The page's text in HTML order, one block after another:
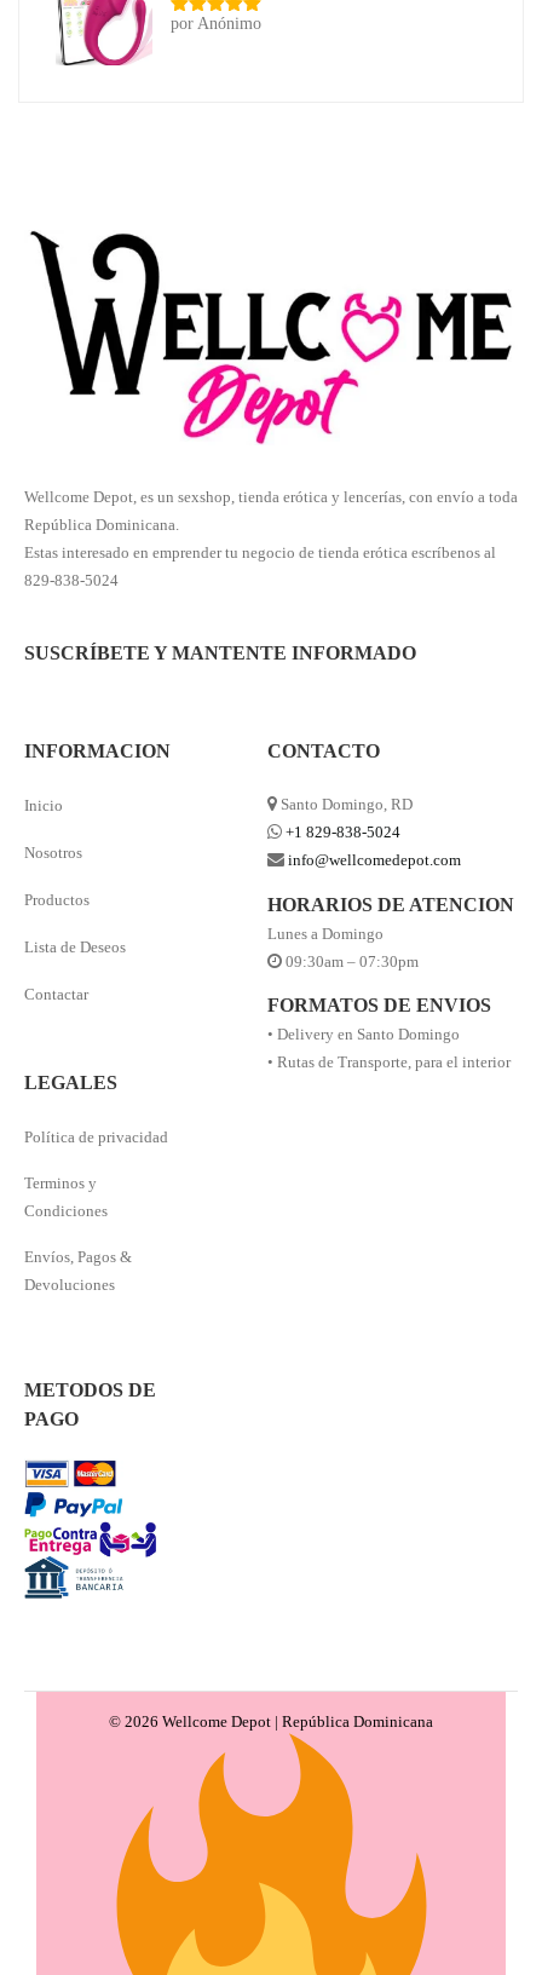
Valorado
por Anónimo
Wellcome Depot, es un sexshop, tienda erótica y lencerías, con envío a toda
República Dominicana.
Estas interesado en emprender tu negocio de tienda erótica escríbenos al
829-838-5024
SUSCRÍBETE Y MANTENTE INFORMADO
INFORMACION
Inicio
Nosotros
Productos
Lista de Deseos
Contactar
LEGALES
Política de privacidad
Terminos y
Condiciones
Envíos, Pagos &
Devoluciones
CONTACTO
Santo Domingo, RD
+1 829-838-5024
info@wellcomedepot.com
HORARIOS DE ATENCION
Lunes a Domingo
09:30am – 07:30pm
FORMATOS DE ENVIOS
• Delivery en Santo Domingo
• Rutas de Transporte, para el interior
METODOS DE
PAGO
© 2026 Wellcome Depot | República Dominicana